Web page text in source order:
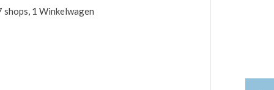
shops, 1 Winkelwagen